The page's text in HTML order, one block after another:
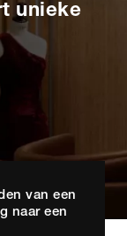
unieke
van een
naar een